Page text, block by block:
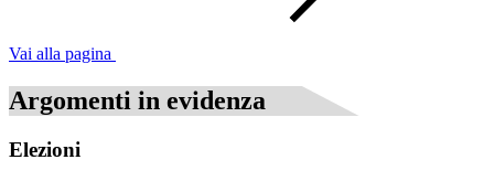
Vai alla pagina
Argomenti in evidenza
Elezioni